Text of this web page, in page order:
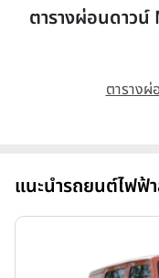
ตารางผ่อนดาว
ตารางผ่
แนะนำรถยนต์ไฟฟ้